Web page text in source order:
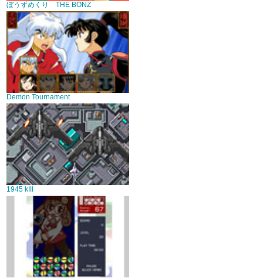
ぼうずめくり THE BONZ
Demon Tournament
1945 kIII